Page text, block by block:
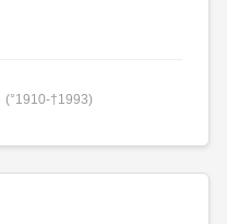
(°1910-†1993)